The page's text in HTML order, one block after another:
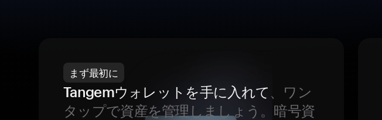
まず最初に
Tangemウォレットを手に入れて、ワン
タップで資産を管理しましょう。暗号資